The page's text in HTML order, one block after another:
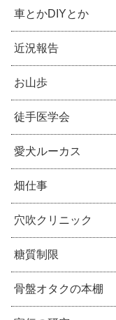
車とかDIYとか
近況報告
お山歩
徒手医学会
愛犬ルーカス
畑仕事
穴吹クリニック
糖質制限
骨盤オタクの本棚